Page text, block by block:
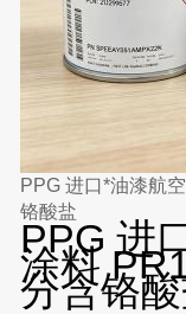
PPG 进口*油漆航
铬酸盐
PPG 进
涂料
分含铬